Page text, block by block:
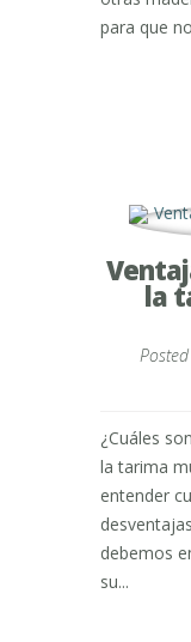
para que
la
¿Cuáles
la tarima
entender
debemos
su...